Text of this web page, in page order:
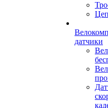
датчики